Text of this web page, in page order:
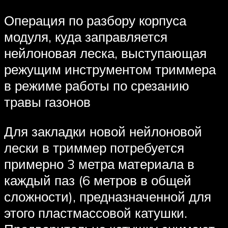
Операция по разбору корпуса
модуля, куда заправляется
нейлоновая леска, выступающая
режущим инструментом триммера
в режиме работы по срезанию
травы газонов
Для закладки новой нейлоновой
лески в триммер потребуется
примерно 3 метра материала в
каждый паз (6 метров в общей
сложности), предназначенной для
этого пластмассовой катушки.